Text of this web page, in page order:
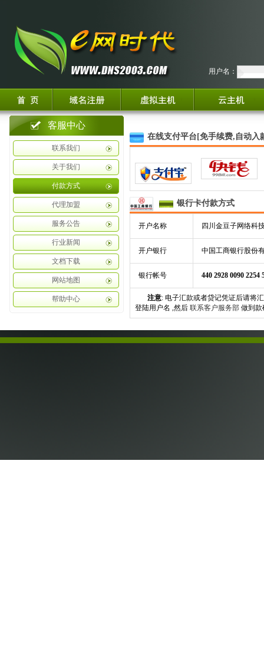
用户名：
客服中心
联系我们
关于我们
付款方式
代理加盟
服务公告
行业新闻
文档下载
网站地图
帮助中心
在线支付平台[免手续费,自动入
银行卡付款方式
开户名称 四川金豆子网络科
开户银行 中国工商银行股份
银行帐号 440 2928 0090 2254
注意: 电子汇款或者贷记凭证后请将
登陆用户名 ,然后 联系客户服务部 做到款